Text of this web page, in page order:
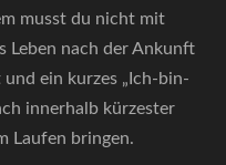
musst du nicht mit
Leben nach der Ankunft
ein kurzes „Ich-bin-
innerhalb kürzester
Laufen bringen.